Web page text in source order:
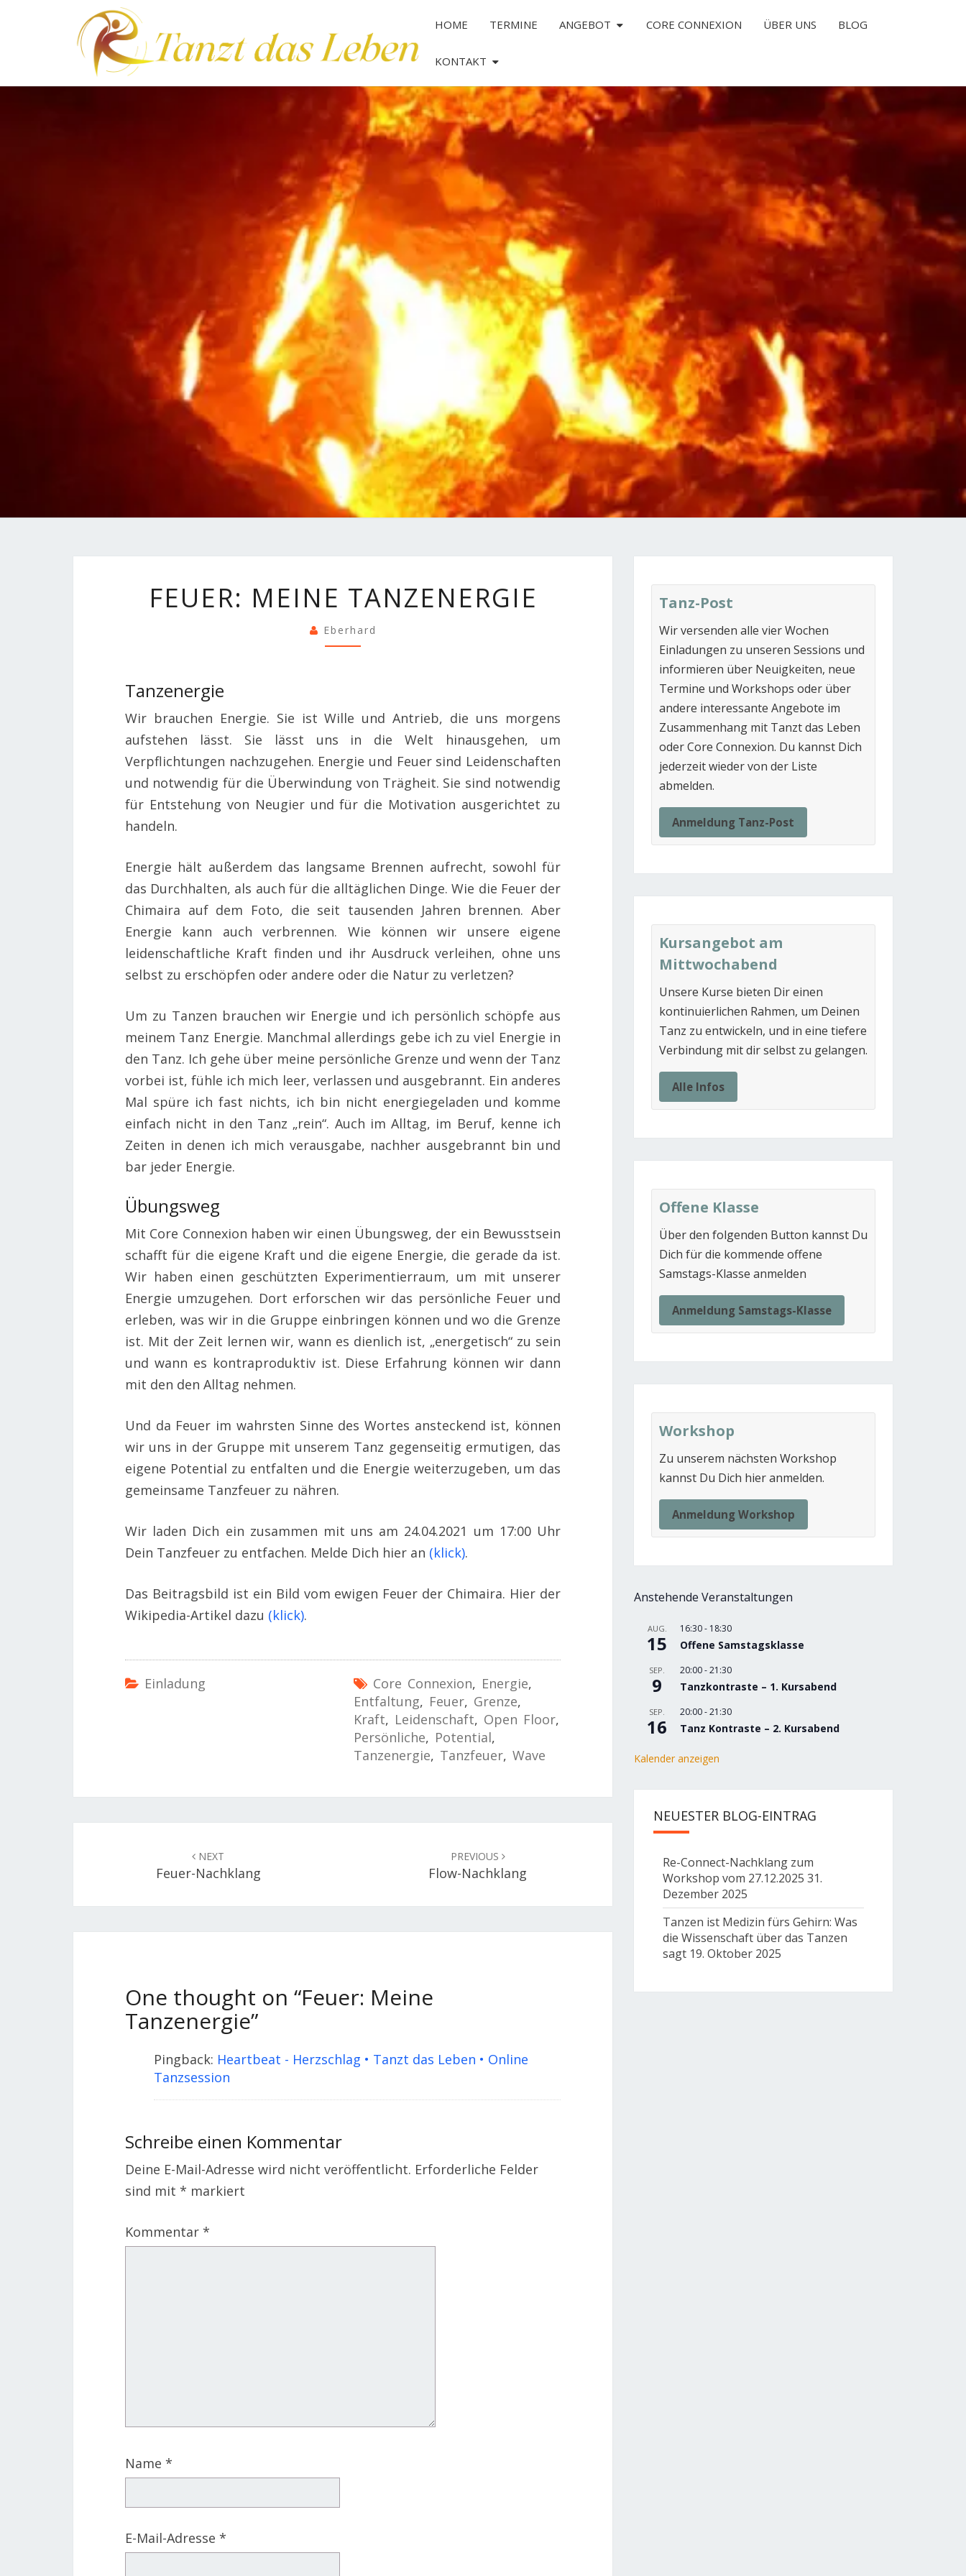
HOME TERMINE ANGEBOT CORE CONNEXION ÜBER UNS BLOG
KONTAKT
MEINE
TANZENERGIE
FEUER: MEINE TANZENERGIE
Eberhard
Tanzenergie
Wir brauchen Energie. Sie ist Wille und Antrieb, die uns morgens
aufstehen lässt. Sie lässt uns in die Welt hinausgehen, um
Verpflichtungen nachzugehen. Energie und Feuer sind Leidenschaften
und notwendig für die Überwindung von Trägheit. Sie sind notwendig
für Entstehung von Neugier und für die Motivation ausgerichtet zu
handeln.
Energie hält außerdem das langsame Brennen aufrecht, sowohl für
das Durchhalten, als auch für die alltäglichen Dinge. Wie die Feuer der
Chimaira auf dem Foto, die seit tausenden Jahren brennen. Aber
Energie kann auch verbrennen. Wie können wir unsere eigene
leidenschaftliche Kraft finden und ihr Ausdruck verleihen, ohne uns
selbst zu erschöpfen oder andere oder die Natur zu verletzen?
Um zu Tanzen brauchen wir Energie und ich persönlich schöpfe aus
meinem Tanz Energie. Manchmal allerdings gebe ich zu viel Energie in
den Tanz. Ich gehe über meine persönliche Grenze und wenn der Tanz
vorbei ist, fühle ich mich leer, verlassen und ausgebrannt. Ein anderes
Mal spüre ich fast nichts, ich bin nicht energiegeladen und komme
einfach nicht in den Tanz „rein“. Auch im Alltag, im Beruf, kenne ich
Zeiten in denen ich mich verausgabe, nachher ausgebrannt bin und
bar jeder Energie.
Übungsweg
Mit Core Connexion haben wir einen Übungsweg, der ein Bewusstsein
schafft für die eigene Kraft und die eigene Energie, die gerade da ist.
Wir haben einen geschützten Experimentierraum, um mit unserer
Energie umzugehen. Dort erforschen wir das persönliche Feuer und
erleben, was wir in die Gruppe einbringen können und wo die Grenze
ist. Mit der Zeit lernen wir, wann es dienlich ist, „energetisch“ zu sein
und wann es kontraproduktiv ist. Diese Erfahrung können wir dann
mit den den Alltag nehmen.
Und da Feuer im wahrsten Sinne des Wortes ansteckend ist, können
wir uns in der Gruppe mit unserem Tanz gegenseitig ermutigen, das
eigene Potential zu entfalten und die Energie weiterzugeben, um das
gemeinsame Tanzfeuer zu nähren.
Wir laden Dich ein zusammen mit uns am 24.04.2021 um 17:00 Uhr
Dein Tanzfeuer zu entfachen. Melde Dich hier an (klick).
Das Beitragsbild ist ein Bild vom ewigen Feuer der Chimaira. Hier der
Wikipedia-Artikel dazu (klick).
Einladung Core Connexion, Energie,
Entfaltung, Feuer, Grenze,
Kraft, Leidenschaft, Open Floor,
Persönliche, Potential,
Tanzenergie, Tanzfeuer, Wave
NEXT
Feuer-Nachklang
PREVIOUS
Flow-Nachklang
One thought on “Feuer: Meine
Tanzenergie”
Pingback: Heartbeat - Herzschlag • Tanzt das Leben • Online
Tanzsession
Schreibe einen Kommentar
Deine E-Mail-Adresse wird nicht veröffentlicht. Erforderliche Felder
sind mit * markiert
Kommentar *
Name *
E-Mail-Adresse *
Tanz-Post
Wir versenden alle vier Wochen
Einladungen zu unseren Sessions und
informieren über Neuigkeiten, neue
Termine und Workshops oder über
andere interessante Angebote im
Zusammenhang mit Tanzt das Leben
oder Core Connexion. Du kannst Dich
jederzeit wieder von der Liste
abmelden.
Anmeldung Tanz-Post
Kursangebot am
Mittwochabend
Unsere Kurse bieten Dir einen
kontinuierlichen Rahmen, um Deinen
Tanz zu entwickeln, und in eine tiefere
Verbindung mit dir selbst zu gelangen.
Alle Infos
Offene Klasse
Über den folgenden Button kannst Du
Dich für die kommende offene
Samstags-Klasse anmelden
Anmeldung Samstags-Klasse
Workshop
Zu unserem nächsten Workshop
kannst Du Dich hier anmelden.
Anmeldung Workshop
Anstehende Veranstaltungen
AUG.
15
16:30- 18:30
Offene Samstagsklasse
SEP.
9
20:00-21:30
Tanzkontraste – 1. Kursabend
SEP.
16
20:00-21:30
Tanz Kontraste – 2. Kursabend
Kalender anzeigen
NEUESTER BLOG-EINTRAG
Re-Connect-Nachklang zum
Workshop vom 27.12.2025 31.
Dezember 2025
Tanzen ist Medizin fürs Gehirn: Was
die Wissenschaft über das Tanzen
sagt 19. Oktober 2025